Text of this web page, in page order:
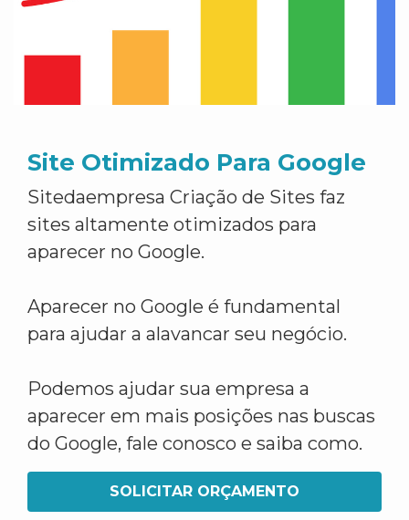
Site Otimizado Para Google
Sitedaempresa Criação de Sites faz
sites altamente otimizados para
aparecer no Google.
Aparecer no Google é fundamental
para ajudar a alavancar seu negócio.
Podemos ajudar sua empresa a
aparecer em mais posições nas buscas
do Google, fale conosco e saiba como.
SOLICITAR ORÇAMENTO